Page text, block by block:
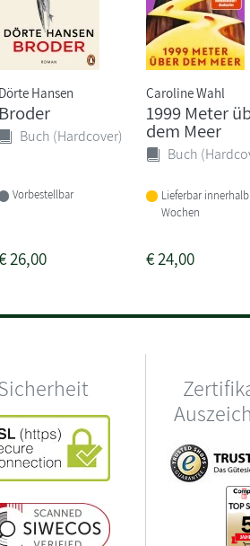
Dörte Hansen
Broder
Buch (Hardcover)
Vorbestellbar
26,00
Caroline Wahl
1999 Meter
dem Meer
Buch
Lieferbar
Wochen
€24,00